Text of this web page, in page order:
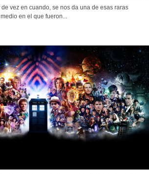
vez en cuando, se nos da una de esas raras
en el que fueron...